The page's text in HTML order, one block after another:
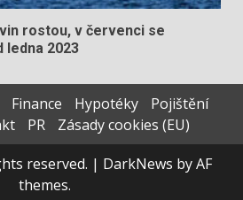
rostou, v červenci se
ledna 2023
Finance Hypotéky
Pojištění
PR
Zásady cookies (EU)
reserved. | DarkNews by AF
themes.